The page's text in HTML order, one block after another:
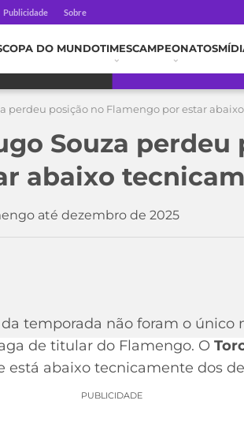
Publicidade Sobre
COPA DO MUNDOTIMESCAMPEONATOS
perdeu posição no Flamengo por estar
Souza perdeu
abaixo
até dezembro de 2025
temporada não foram o único
de titular do Flamengo. O
está abaixo tecnicamente dos
PUBLICIDADE